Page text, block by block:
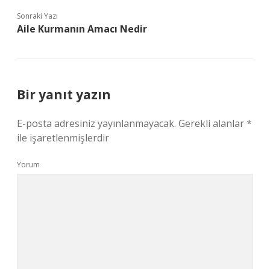
Sonraki Yazı
Aile Kurmanın Amacı Nedir
Bir yanıt yazın
E-posta adresiniz yayınlanmayacak. Gerekli alanlar*
ile işaretlenmişlerdir
Yorum